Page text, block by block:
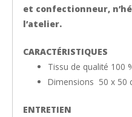
et confectionneur,
l’atelier.
CARACTÉRISTIQUES
Tissu de qualité 100
Dimensions 50 x 50
ENTRETIEN